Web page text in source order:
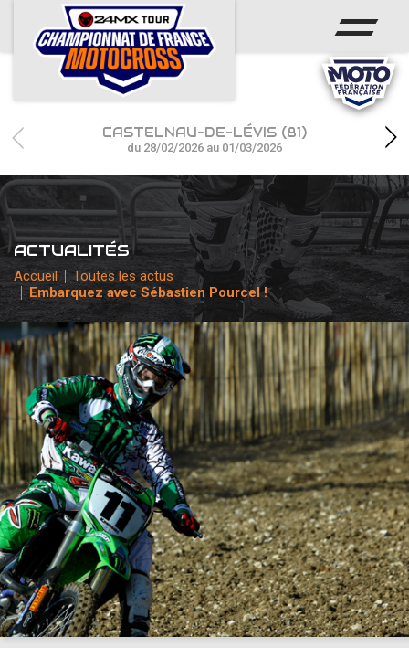
ACCUEIL
ACTUS
CALENDRIER
RÉSULTATS
PHOTOS / WEB TV
CHAMPIONNAT
PARTENAIRES
accéder à la billetterie
CASTELNAU-DE-LÉVIS (81)
du 28/02/2026 au 01/03/2026
ACTUALITÉS
Accueil
Toutes les actus
Embarquez avec Sébastien Pourcel !